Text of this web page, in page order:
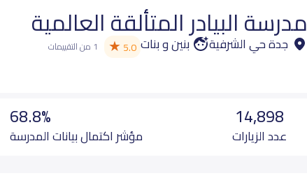
مدرسة البيادر المتألقة العالمية
جدة حي الشرفية بنين و بنات 5.0
★ 1 من التقييمات
14,898
عدد الزيارات
68.8%
مؤشر اكتمال بيانات المدرسة